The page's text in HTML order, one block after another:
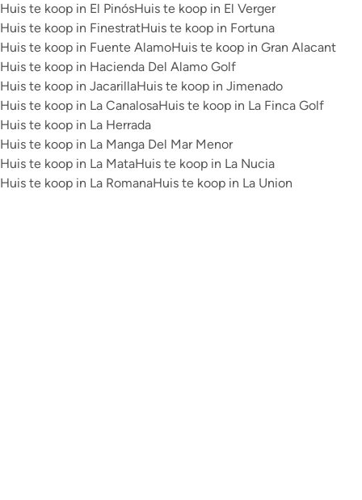
Huis te koop in El PinósHuis te koop in El Verger
Huis te koop in FinestratHuis te koop in Fortuna
Huis te koop in Fuente AlamoHuis te koop in Gran Alacant
Huis te koop in Hacienda Del Alamo Golf
Huis te koop in JacarillaHuis te koop in Jimenado
Huis te koop in La CanalosaHuis te koop in La Finca Golf
Huis te koop in La Herrada
Huis te koop in La Manga Del Mar Menor
Huis te koop in La MataHuis te koop in La Nucia
Huis te koop in La RomanaHuis te koop in La Union